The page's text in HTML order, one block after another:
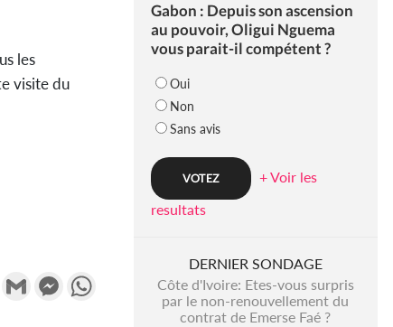
les
visite du
Email Gmail MessengerWhatsApp
Gabon : Depuis son ascension
au pouvoir, Oligui Nguema
vous parait-il compétent ?
Oui
Non
Sans avis
+ Voir les
resultats
DERNIER SONDAGE
Côte d'Ivoire: Etes-vous surpris
par le non-renouvellement du
contrat de Emerse Faé ?